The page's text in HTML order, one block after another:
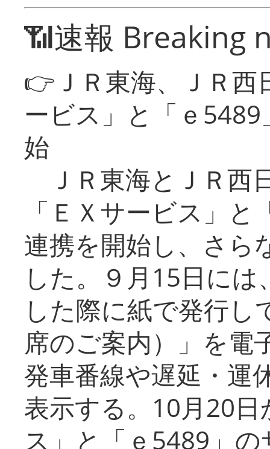
📶速報 Breaking
👉ＪＲ東海、ＪＲ
ービス」と「ｅ
始
ＪＲ東海とＪＲ西
「ＥＸサービス」
連携を開始し、さら
した。９月15日に
した際に紙で発行し
席のご案内）」を電
発車番線や遅延・運
表示する。10月20
ス」と「ｅ5489」